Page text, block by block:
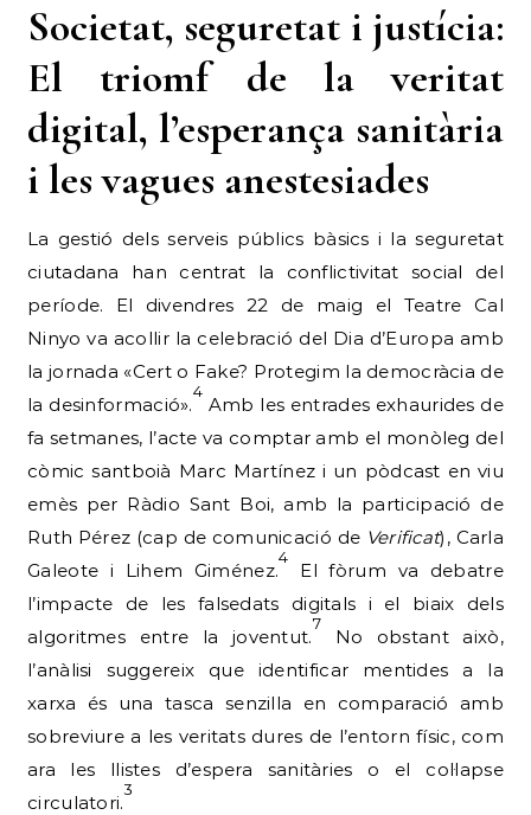
Societat, seguretat i justícia:
El triomf de la veritat
digital, l’esperança sanitària
i les vagues anestesiades
La gestió dels serveis públics bàsics i la seguretat
ciutadana han centrat la conflictivitat social del
període. El divendres 22 de maig el Teatre Cal
Ninyo va acollir la celebració del Dia d’Europa amb
la jornada «Cert o Fake? Protegim la democràcia de
la desinformació».
4
Amb les entrades exhaurides de
fa setmanes, l’acte va comptar amb el monòleg del
còmic santboià Marc Martínez i un pòdcast en viu
emès per Ràdio Sant Boi, amb la participació de
Ruth Pérez (cap de comunicació de Verificat), Carla
Galeote i Lihem Giménez.
4
El fòrum va debatre
l’impacte de les falsedats digitals i el biaix dels
algoritmes entre la joventut.
7
No obstant això,
l’anàlisi suggereix que identificar mentides a la
xarxa és una tasca senzilla en comparació amb
sobreviure a les veritats dures de l’entorn físic, com
ara les llistes d’espera sanitàries o el col·lapse
circulatori.
3